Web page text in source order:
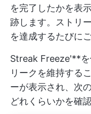
を完了したかを表
跡します。ストリ
を達成するたびに
Streak Freeze'**を
リークを維持する
ーが表示され、次
どれくらいかを確